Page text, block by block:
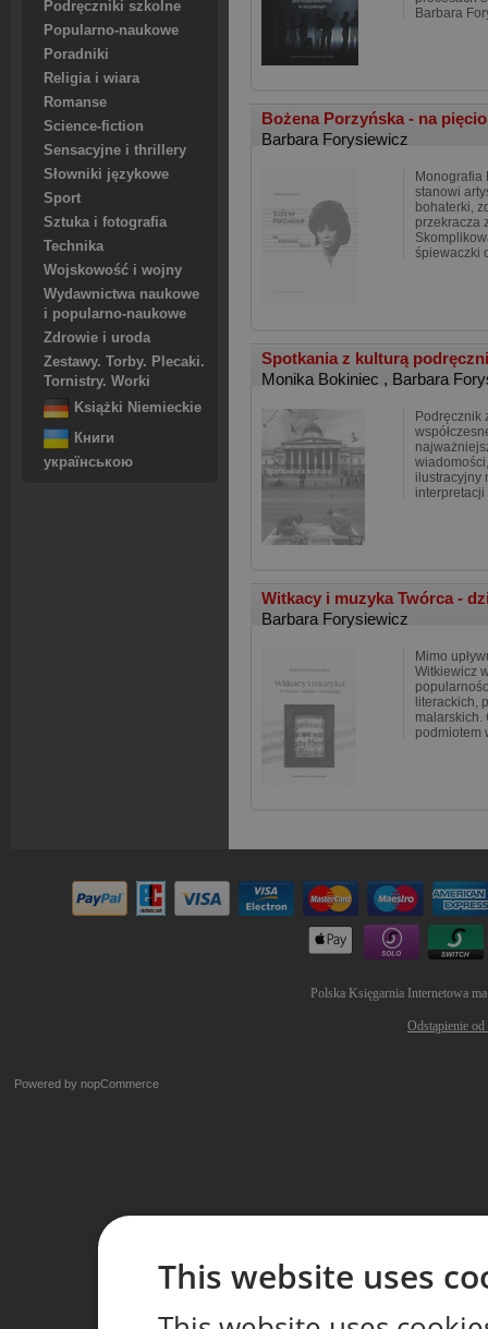
Podręczniki szkolne
Popularno-naukowe
Poradniki
Religia i wiara
Romanse
Science-fiction
Sensacyjne i thrillery
Słowniki językowe
Sport
Sztuka i fotografia
Technika
Wojskowość i wojny
Wydawnictwa naukowe
i popularno-naukowe
Zdrowie i uroda
Zestawy. Torby. Plecaki.
Tornistry. Worki
Książki Niemieckie
Книги
українською
Barbara
Bożena Porzyńska - na
Barbara Forysiewicz
Monografia
stanowi
bohaterki,
przekracza
śpiewaczki
Spotkania z kulturą
Monika Bokiniec , Barbara
Podręcznik
ilustracyjny
interpretacji
Witkacy i muzyka Twórca -
Barbara Forysiewicz
Mimo
Witkiewicz
literackich,
malarskich.
podmiotem
Polska Księgarnia Internetowa
Odstąpienie
Powered by nopCommerce
This website uses